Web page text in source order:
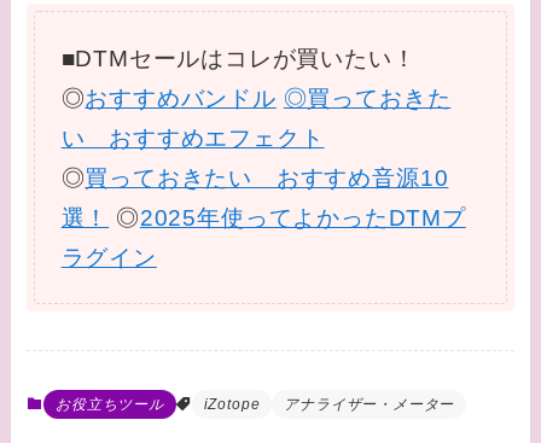
■DTMセールはコレが買いたい！
◎おすすめバンドル ◎買っておきた
い おすすめエフェクト
◎買っておきたい おすすめ音源10
選！
◎2025年使ってよかったDTMプ
ラグイン
お役立ちツール iZotope アナライザー・メーター